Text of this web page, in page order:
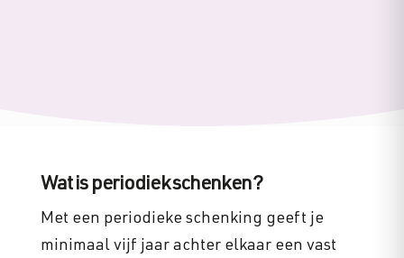
Wat is periodiek schenken?
Met een periodieke schenking geeft je
minimaal vijf jaar achter elkaar een vast